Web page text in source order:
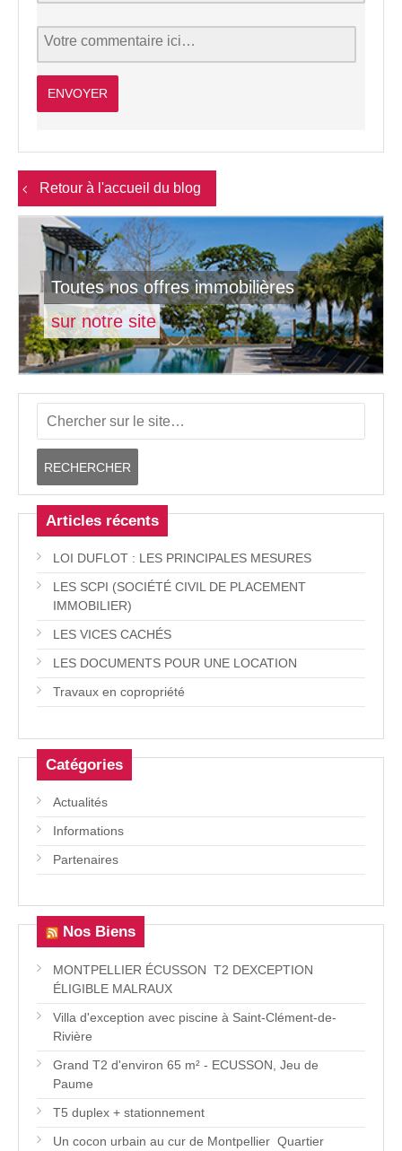
Retour à l'accueil du blog
Toutes nos offres immobilières
sur notre site
Articles récents
LOI DUFLOT : LES PRINCIPALES MESURES
LES SCPI (SOCIÉTÉ CIVIL DE PLACEMENT
IMMOBILIER)
LES VICES CACHÉS
LES DOCUMENTS POUR UNE LOCATION
Travaux en copropriété
Catégories
Actualités
Informations
Partenaires
Nos Biens
MONTPELLIER ÉCUSSON  T2 DEXCEPTION
ÉLIGIBLE MALRAUX
Villa d'exception avec piscine à Saint-Clément-de-
Rivière
Grand T2 d'environ 65 m² - ECUSSON, Jeu de
Paume
T5 duplex + stationnement
Un cocon urbain au cur de Montpellier  Quartier